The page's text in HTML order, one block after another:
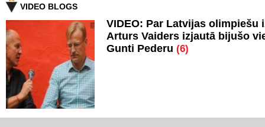
VIDEO BLOGS
VIDEO: Par Latvijas olimpiešu
Arturs Vaiders izjautā bijušo
Gunti Pederu (6)